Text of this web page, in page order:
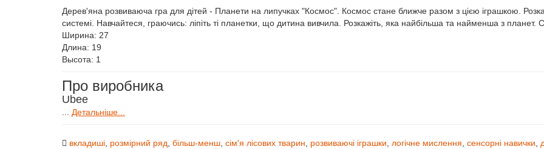
Дерев'яна розвиваюча гра для дітей - Планети на липучках "Космос". Космос стане ближче разом з цією iграшкою.
системі. Навчайтеся, граючись: лiпіть ті планетки, що дитина вивчила. Розкажiть, яка найбiльша та найменша з планет.
Ширина: 27
Длина: 19
Высота: 1
Про виробника
Ubee
... Детальніше...
вкладиші, розмірний ряд, більш-менш, сім'я лісових тварин, розвиваючі іграшки, логічне мислення, сенсорні навички,